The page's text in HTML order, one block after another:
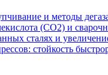
и методы
(CO2) и
сталях и
стойкость